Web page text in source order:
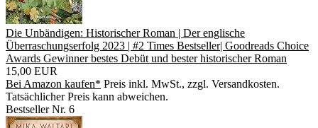
Die Unbändigen: Historischer Roman | Der englische
Überraschungserfolg 2023 | #2 Times Bestseller| Goodreads Choice
Awards Gewinner bestes Debüt und bester historischer Roman
15,00 EUR
Bei Amazon kaufen* Preis inkl. MwSt., zzgl. Versandkosten.
Tatsächlicher Preis kann abweichen.
Bestseller Nr. 6